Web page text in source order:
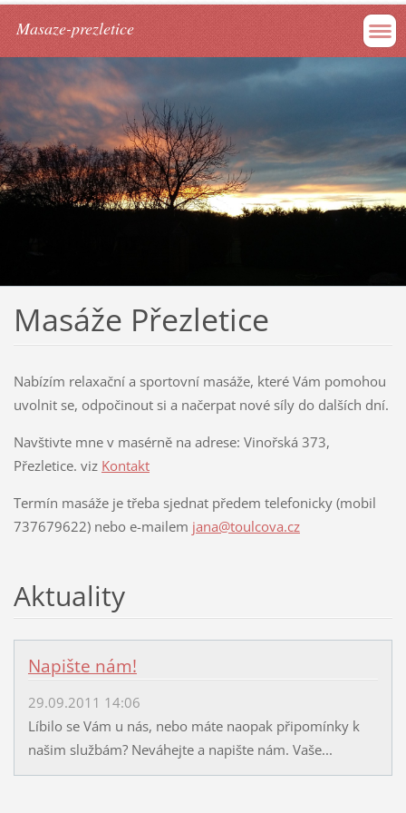
Masaze-prezletice
Masáže Přezletice
Nabízím relaxační a sportovní masáže, které Vám pomohou
uvolnit se, odpočinout si a načerpat nové síly do dalších dní.
Navštivte mne v masérně na adrese: Vinořská 373,
Přezletice. viz Kontakt
Termín masáže je třeba sjednat předem telefonicky (mobil
737679622) nebo e-mailem jana@toulcova.cz
Aktuality
Napište nám!
29.09.2011 14:06
Líbilo se Vám u nás, nebo máte naopak připomínky k
našim službám? Neváhejte a napište nám. Vaše...